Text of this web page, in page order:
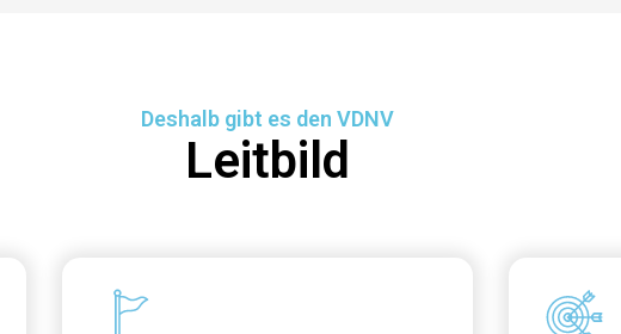
Deshalb gibt es den VDNV
Leitbild